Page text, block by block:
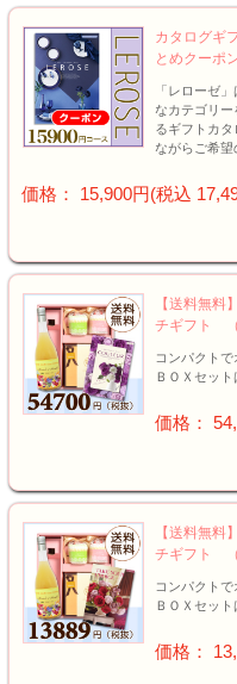
カタログギ
とめクーポ
「レローゼ
なカテゴリー
るギフトカ
ながらご希望
価格： 15,900円(税込
【送料無料
チギフト （
コンパクト
ＢＯＸセッ
価格：
【送料無料
チギフト （
コンパクト
ＢＯＸセッ
価格：